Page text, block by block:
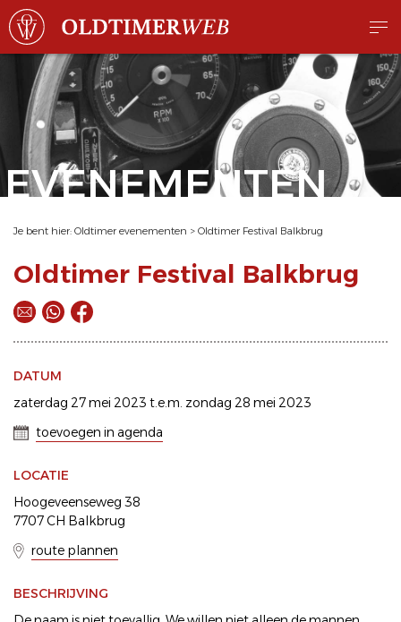
EVENEMENTEN
Je bent hier: Oldtimer evenementen > Oldtimer Festival Balkbrug
Oldtimer Festival Balkbrug
DATUM
zaterdag 27 mei 2023 t.e.m. zondag 28 mei 2023
toevoegen in agenda
LOCATIE
Hoogeveenseweg 38
7707 CH Balkbrug
route plannen
BESCHRIJVING